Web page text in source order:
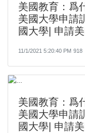
美國教育：爲
美國大學申請
國大學| 申請
11/1/2021 5:20:40 PM 918
美國教育：爲
美國大學申請
國大學| 申請